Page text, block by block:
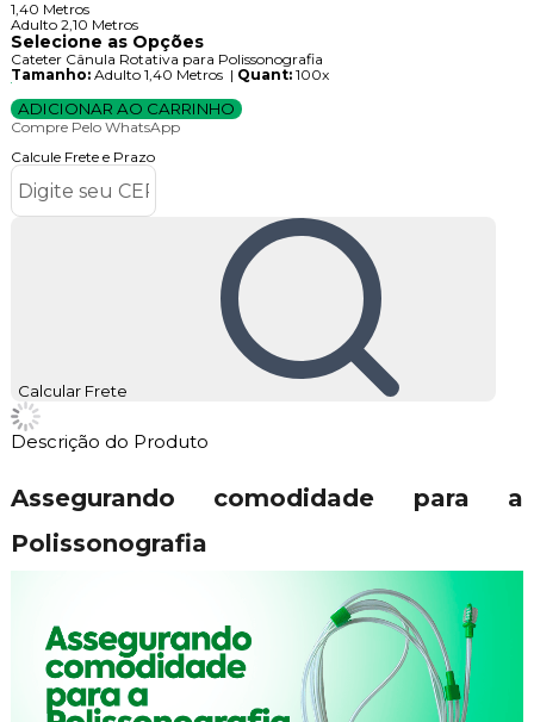
1,40 Metros
Adulto 2,10 Metros
Selecione as Opções
Cateter Cânula Rotativa para Polissonografia
Tamanho:Adulto 1,40 Metros | Quant:100x
ADICIONAR AO CARRINHO
Compre Pelo WhatsApp
Calcule Frete e Prazo
Calcular Frete
Descrição do Produto
Assegurando comodidade para a
Polissonografia